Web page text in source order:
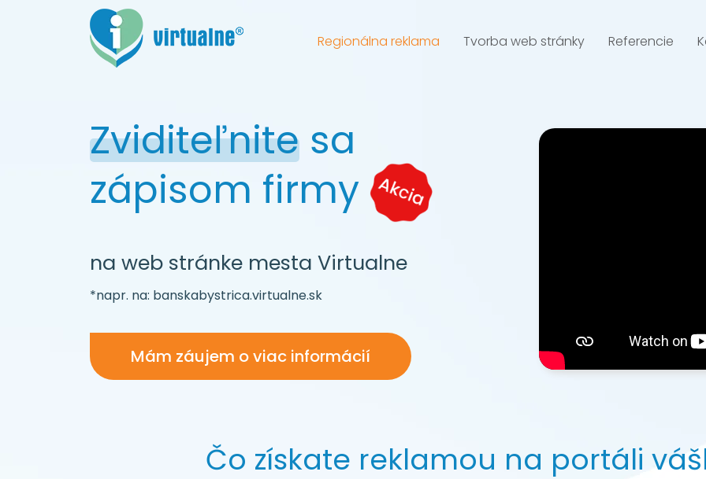
Regionálna reklama Tvorba web stránky Referencie
Zviditeľnite sa
zápisom firmy
na web stránke mesta Virtualne
*napr. na: banskabystrica.virtualne.sk
Mám záujem o viac informácií
Čo získate reklamou na portáli